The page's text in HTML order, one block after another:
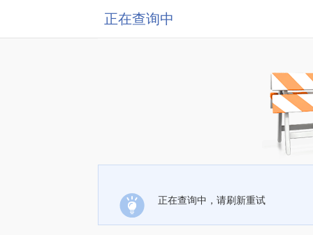
正在查询中
正在查询中，请刷新重试